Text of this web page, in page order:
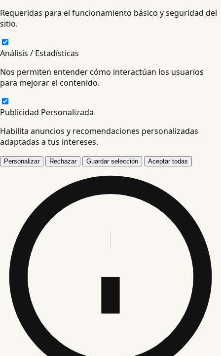
Requeridas para el funcionamiento básico y seguridad del
sitio.
Análisis / Estadísticas
Nos permiten entender cómo interactúan los usuarios
para mejorar el contenido.
Publicidad Personalizada
Habilita anuncios y recomendaciones personalizadas
adaptadas a tus intereses.
Personalizar Rechazar Guardar selección Aceptar todas